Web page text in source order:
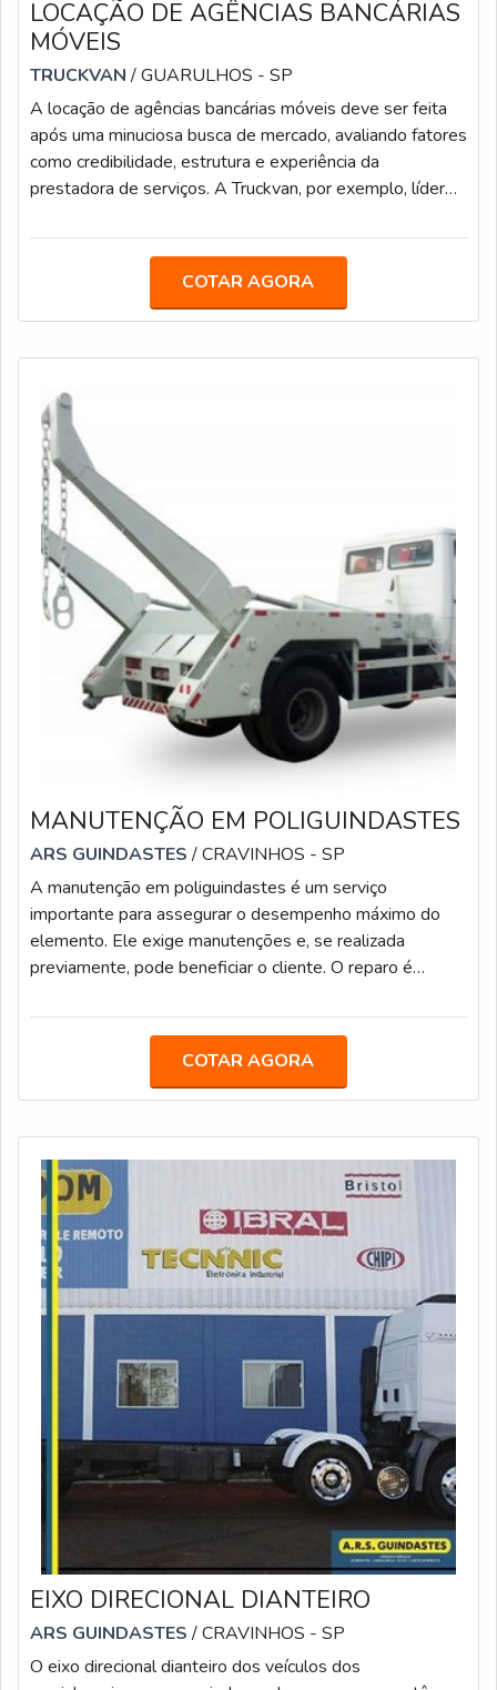
LOCAÇÃO DE AGÊNCIAS BANCÁRIAS
MÓVEIS
TRUCKVAN/ GUARULHOS - SP
A locação de agências bancárias móveis deve ser feita
após uma minuciosa busca de mercado, avaliando fatores
como credibilidade, estrutura e experiência da
prestadora de serviços. A Truckvan, por exemplo, líder
contratos vantajosos para os clientes, sendo
Lavagens externas; Operação de montagem,
acompanhamento do evento e desmontagem;
COTAR AGORA
MANUTENÇÃO EM POLIGUINDASTES
ARS GUINDASTES/ CRAVINHOS - SP
A manutenção em poliguindastes é um serviço
importante para assegurar o desempenho máximo do
elemento. Ele exige manutenções e, se realizada
previamente, pode beneficiar o cliente. O reparo é
manutenção, oferecendo ao equipamento e ao cliente
para transportar cargas múltiplas, muito usado para carga
de entulhos, areia, lixos industriais e vasta gama de
COTAR AGORA
EIXO DIRECIONAL DIANTEIRO
ARS GUINDASTES/ CRAVINHOS - SP
O eixo direcional dianteiro dos veículos dos